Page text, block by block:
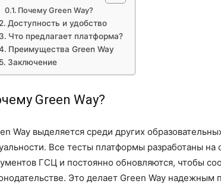
Почему Green Way?
Доступность и удобство
Что предлагает платформа?
Преимущества Green Way
Заключение
Green Way?
Way выделяется среди других
Все тесты платформы разработаны
ГСЦ и постоянно обновляются, чтобы
Это делает Green Way